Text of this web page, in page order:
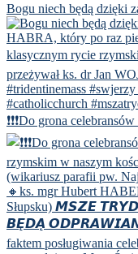
Bogu niech będą dzięki
❗️❗️❗️Do grona